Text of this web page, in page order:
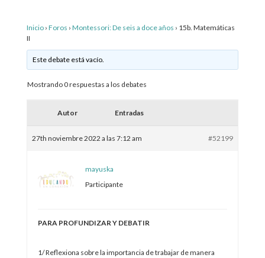
Inicio › Foros › Montessori: De seis a doce años › 15b. Matemáticas
II
Este debate está vacío.
Mostrando 0 respuestas a los debates
Autor Entradas
27th noviembre 2022 a las 7:12 am #52199
mayuska
Participante
PARA PROFUNDIZAR Y DEBATIR
1/ Reflexiona sobre la importancia de trabajar de manera